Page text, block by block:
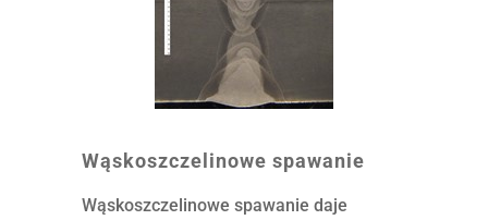
Wąskoszczelinowe spawanie
Wąskoszczelinowe spawanie daje